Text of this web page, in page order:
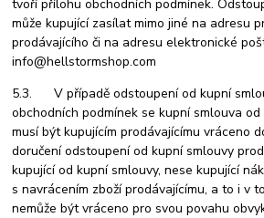
tvoří přílohu obchodních podmínek.
může kupující zasílat mimo jiné na adresu
prodávajícího či na adresu elektronické
info@hellstormshop.com
5.3. V případě odstoupení od kupní
obchodních podmínek se kupní smlouva
musí být kupujícím prodávajícímu vráceno
doručení odstoupení od kupní smlouvy
kupující od kupní smlouvy, nese kupující
s navrácením zboží prodávajícímu, a to i v
nemůže být vráceno pro svou povahu